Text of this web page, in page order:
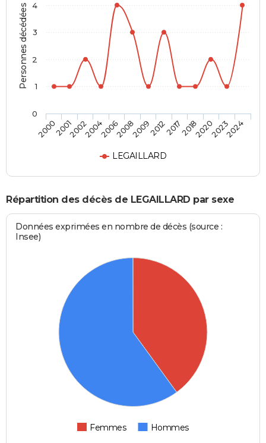
Personnes décédées
LEGAILLARD
2000200120022004200620082009201220172018202020232024
0
1
2
3
4
Répartition des décès de LEGAILLARD par sexe
Données exprimées en nombre de décès (source :
Insee)
Femmes Hommes